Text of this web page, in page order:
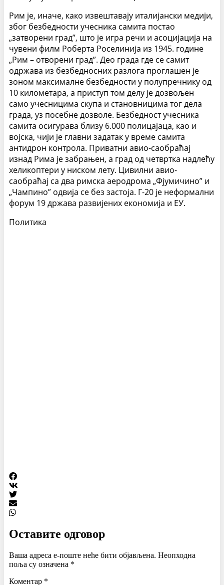
Рим је, иначе, како извештавају италијански медији,
због безбедности учесника самита постао
„затворени град”, што је игра речи и асоцијација на
чувени филм Роберта Роселинија из 1945. године
„Рим – отворени град”. Део града где се самит
одржава из безбедносних разлога проглашен је
зоном максималне безбедности у полупречнику од
10 километара, а приступ том делу је дозвољен
само учесницима скупа и становницима тог дела
града, уз посебне дозволе. Безбедност учесника
самита осигурава близу 6.000 полицајаца, као и
војска, чији је главни задатак у време самита
антидрон контрола. Приватни авио-саобраћај
изнад Рима је забрањен, а град од четвртка надлећу
хеликоптери у ниском лету. Цивилни авио-
саобраћај са два римска аеродрома „Фјумичино” и
„Чампино” одвија се без застоја. Г-20 је неформални
форум 19 држава развијених економија и ЕУ.
Политика
Оставите одговор
Ваша адреса е-поште неће бити објављена. Неопходна
поља су означена *
Коментар *